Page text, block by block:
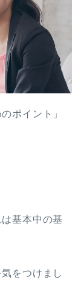
ポイント」
基本中の基
をつけまし